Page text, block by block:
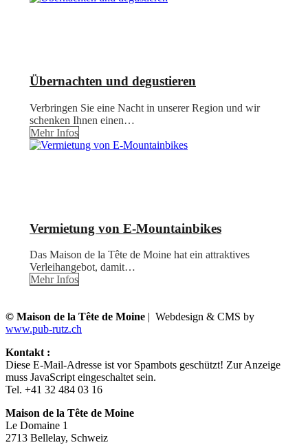
Übernachten und degustieren
Verbringen Sie eine Nacht in unserer Region und wir
schenken Ihnen einen…
Mehr Infos
Vermietung von E-Mountainbikes
Das Maison de la Tête de Moine hat ein attraktives
Verleihangebot, damit…
Mehr Infos
© Maison de la Tête de Moine | Webdesign & CMS by
www.pub-rutz.ch
Kontakt :
Diese E-Mail-Adresse ist vor Spambots geschützt! Zur Anzeige
muss JavaScript eingeschaltet sein.
Tel. +41 32 484 03 16
Maison de la Tête de Moine
Le Domaine 1
2713 Bellelay, Schweiz